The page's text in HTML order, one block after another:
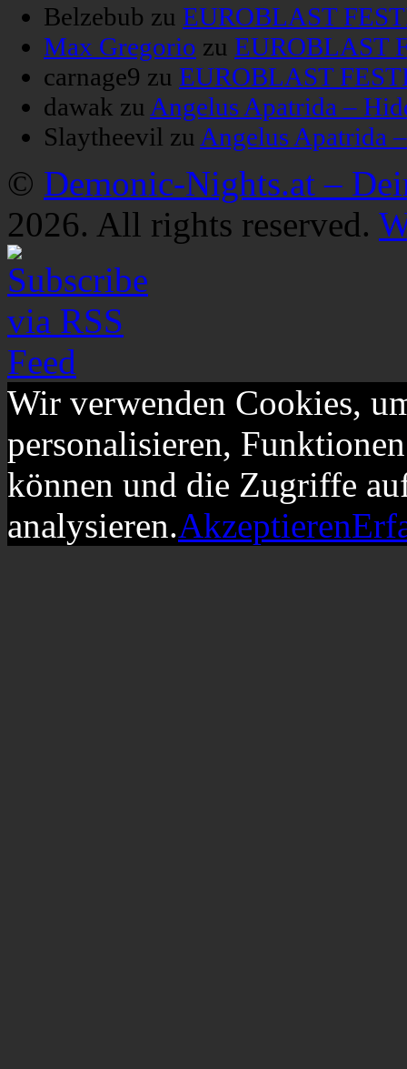
Belzebub zu EUROBLAST
Max Gregorio zu EUROBLAST
carnage9 zu EUROBLAST
dawak zu Angelus Apatrida –
Slaytheevil zu Angelus Apatrida
© Demonic-Nights.at –
2026. All rights reserved.
Wir verwenden Cookies,
personalisieren,
können und die Zugriffe
analysieren.Akzeptieren